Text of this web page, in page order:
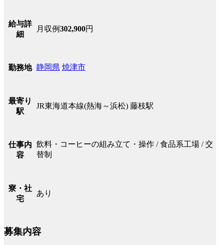
給与詳
細
月収例302,900円
勤務地 静岡県 焼津市
最寄り
駅
JR東海道本線(熱海～浜松) 藤枝駅
仕事内
容
飲料・コーヒーの組み立て・操作 / 食品系工場 / 交
替制
寮・社
宅
あり
募集内容